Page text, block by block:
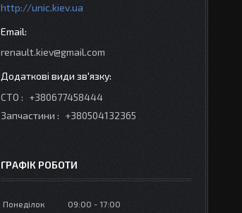
http://unic.kiev.ua
renault.kiev@gmail.com
СТО
+380677458444
Запчастини
+380504132365
ГРАФІК РОБОТИ
Понеділок 09:00
17:00